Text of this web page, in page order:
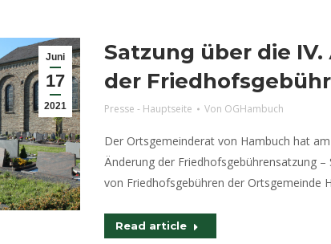
Juni
17
2021
Satzung über die
der
Presse - Hauptseite Von OGHambuch
Der Ortsgemeinderat von Hambuch hat
Änderung der Friedhofsgebührensatzung –
von Friedhofsgebühren der Ortsgemeinde
Read article